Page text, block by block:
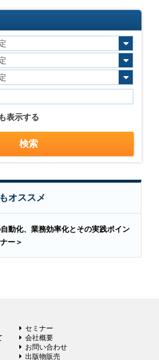
表示する
オススメ
動化、業務効率化とその実践ポイン
ー＞
セミナー
会社概要
お問い合わせ
出版物販売